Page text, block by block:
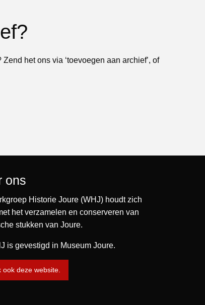
het ons via ‘toevoegen aan archief’, of
ons
Historie Joure (WHJ) houdt zich
het verzamelen en conserveren van
stukken van Joure.
is gevestigd in Museum Joure.
ook deze website.